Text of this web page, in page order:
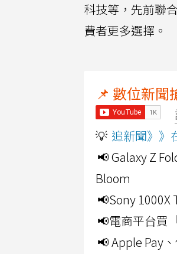
科技等，先前聯
費者更多選擇。
📌 數位新聞
💡 追新聞》》
📢 Galaxy Z
Bloom
📢Sony 1000X
📢電商平台買
📢 Apple Pay